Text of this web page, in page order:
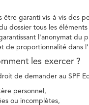
être garanti vis-à-vis des
dossier tous les
l'anonymat du
de proportionnalité dans
les exercer ?
de demander au SPF
personnel,
ou incomplètes,